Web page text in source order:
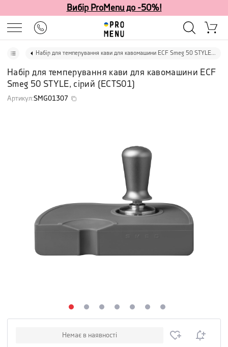
Вибір ProMenu до -50%!
Набір для темперування кави для кавомашини ECF Smeg 50 STYLE, сірий
Набір для темперування кави для кавомашини ECF
Smeg 50 STYLE, сірий ( ECTS01)
Артикул:SMG01307
Немає в наявності